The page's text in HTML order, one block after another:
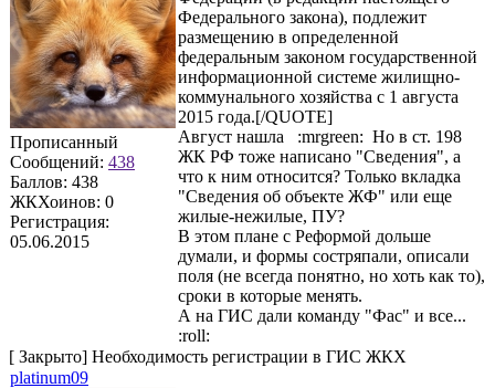
Прописанный
Сообщений: 438
Баллов: 438
ЖКХоинов: 0
Регистрация:
05.06.2015
Федерального закона), подлежит
размещению в определенной
федеральным законом государственной
информационной системе жилищно-
коммунального хозяйства с 1 августа
2015 года.[/QUOTE]
Август нашла :mrgreen: Но в ст. 198
ЖК РФ тоже написано "Сведения", а
что к ним относится? Только вкладка
"Сведения об объекте ЖФ" или еще
жилые-нежилые, ПУ?
В этом плане с Реформой дольше
думали, и формы состряпали, описали
поля (не всегда понятно, но хоть как то),
сроки в которые менять.
А на ГИС дали команду "Фас" и все...
:roll:
[ Закрыто] Необходимость регистрации в ГИС ЖКХ
platinum09